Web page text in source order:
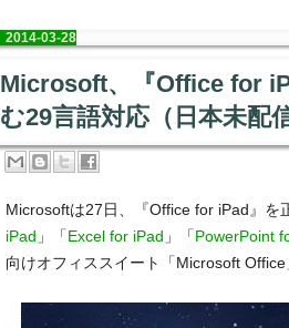
2014-03-28
Microsoft、『Office for
む29言語対応（日本未配
Microsoftは27日、『Office for iPad』を
iPad 」「Excel for iPad 」「PowerPoint
向けオフィススイート「Microsoft Office